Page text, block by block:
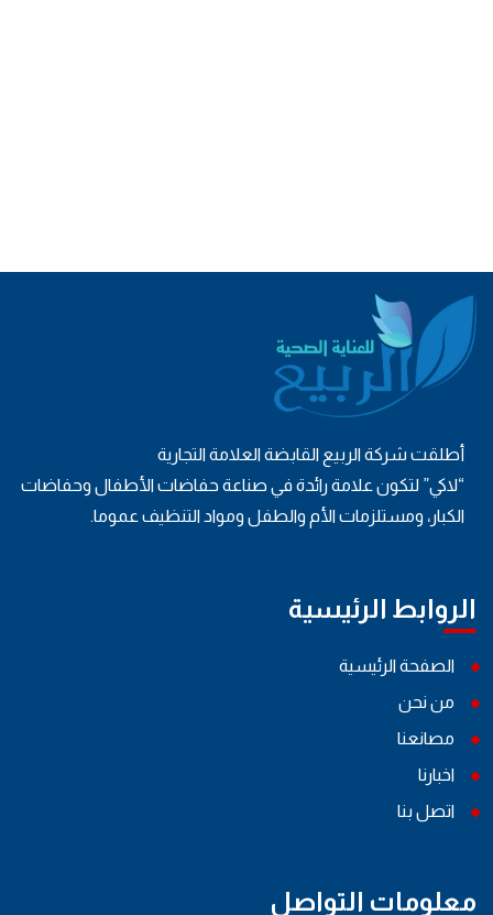
أطلقت شركة الربيع القابضة العلامة التجارية
“لاكي” لتكون علامة رائدة في صناعة حفاضات الأطفال وحفاضات
الكبار، ومستلزمات الأم والطفل ومواد التنظيف عموما.
الروابط الرئيسية
الصفحة الرئيسية
من نحن
مصانعنا
اخبارنا
اتصل بنا
معلومات التواصل